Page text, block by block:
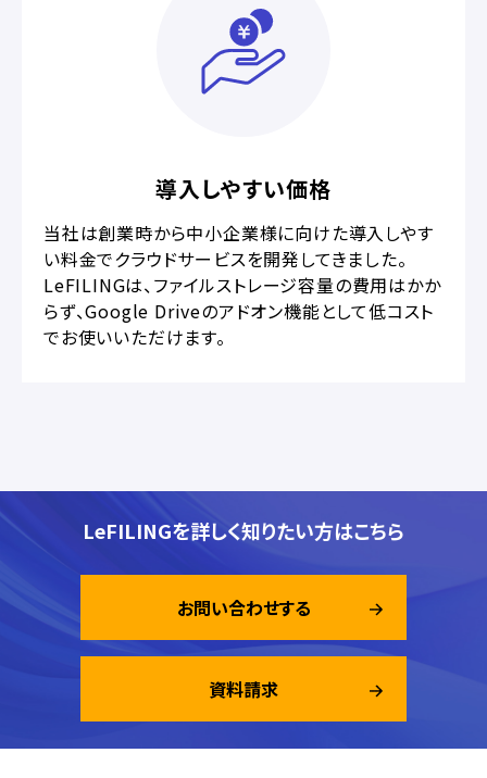
導入しやすい価格
当社は創業時から中小企業様に向けた導入しやす
い料金でクラウドサービスを開発してきました。
LeFILINGは、ファイルストレージ容量の費用はかか
らず、Google Driveのアドオン機能として低コスト
でお使いいただけます。
LeFILINGを詳しく知りたい方はこちら
お問い合わせする
資料請求